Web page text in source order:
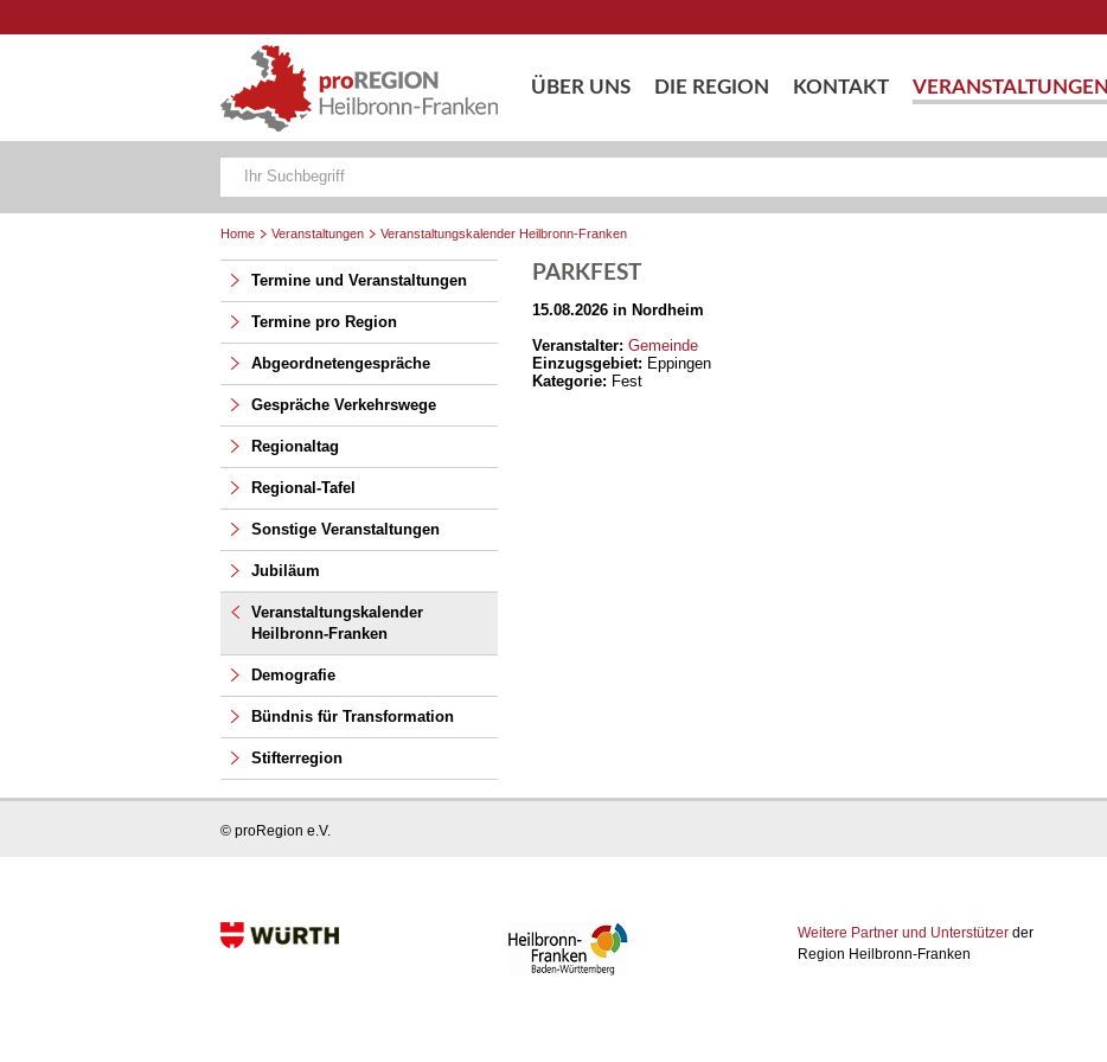
ÜBER UNS DIE REGION KONTAKT VERANSTALTUNGEN
Home Veranstaltungen Veranstaltungskalender Heilbronn-Franken
Termine und Veranstaltungen
Termine pro Region
Abgeordnetengespräche
Gespräche Verkehrswege
Regionaltag
Regional-Tafel
Sonstige Veranstaltungen
Jubiläum
Veranstaltungskalender
Heilbronn-Franken
Demografie
Bündnis für Transformation
Stifterregion
PARKFEST
15.08.2026 in Nordheim
Veranstalter: Gemeinde
Einzugsgebiet: Eppingen
Kategorie: Fest
© proRegion e.V.
Weitere Partner und Unterstützerder
Region Heilbronn-Franken